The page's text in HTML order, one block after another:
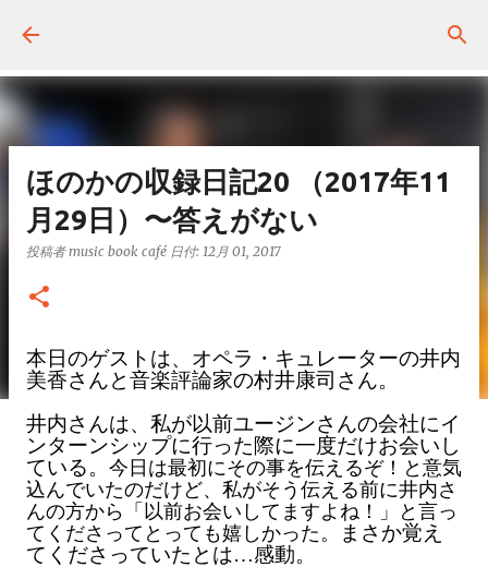
ほのかの収録日記20 （2017年11
月29日）〜答えがない
投稿者music book café 日付: 12月 01, 2017
本日のゲストは、オペラ・キュレーターの井内
美香さんと音楽評論家の村井康司さん。
井内さんは、私が以前ユージンさんの会社にイ
ンターンシップに行った際に一度だけお会いし
ている。 今日は最初にその事を伝えるぞ！と意気
込んでいたのだけど、 私がそう伝える前に井内さ
んの方から 「以前お会いしてますよね！」
と言っ
てくださってとっても嬉しかった。
まさか覚え
てくださっていたとは…感動。